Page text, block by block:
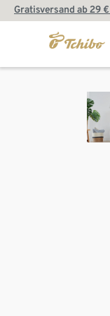
Gratisversand ab 29